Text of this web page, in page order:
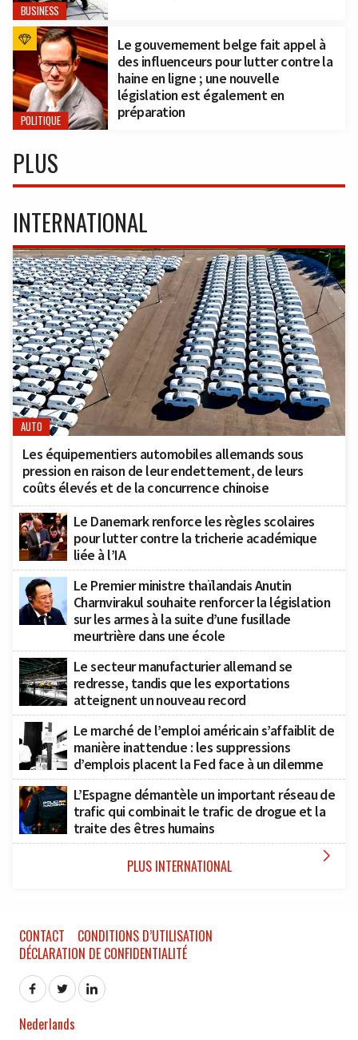
BUSINESS
POLITIQUE
Le gouvernement belge fait appel à
des influenceurs pour lutter contre la
haine en ligne ; une nouvelle
législation est également en
préparation
PLUS
INTERNATIONAL
AUTO
Les équipementiers automobiles allemands sous
pression en raison de leur endettement, de leurs
coûts élevés et de la concurrence chinoise
Le Danemark renforce les règles scolaires
pour lutter contre la tricherie académique
liée à l’IA
Le Premier ministre thaïlandais Anutin
Charnvirakul souhaite renforcer la législation
sur les armes à la suite d’une fusillade
meurtrière dans une école
Le secteur manufacturier allemand se
redresse, tandis que les exportations
atteignent un nouveau record
Le marché de l’emploi américain s’affaiblit de
manière inattendue : les suppressions
d’emplois placent la Fed face à un dilemme
L’Espagne démantèle un important réseau de
trafic qui combinait le trafic de drogue et la
traite des êtres humains
PLUS INTERNATIONAL 
CONTACT
CONDITIONS D’UTILISATION
DÉCLARATION DE CONFIDENTIALITÉ
Nederlands